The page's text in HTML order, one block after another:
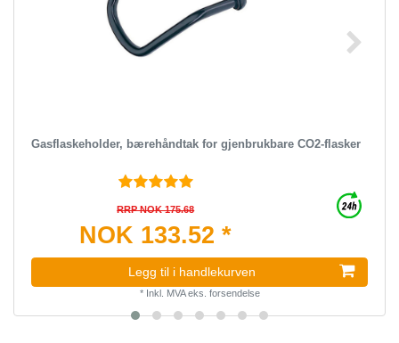
Gasflaskeholder, bærehåndtak for gjenbrukbare CO2-flasker
RRP NOK 175.68
NOK 133.52 *
Legg til i handlekurven
* Inkl. MVAeks. forsendelse